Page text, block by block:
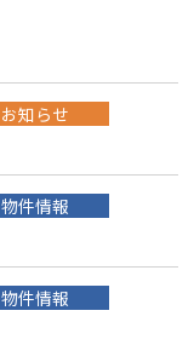
お知らせ
物件情報
物件情報